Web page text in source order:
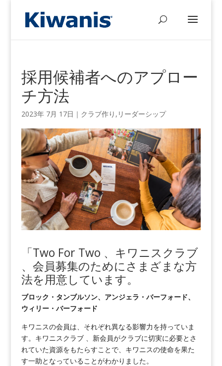
採用候補者へのアプロー
チ方法
2023年 7月 17日｜ クラブ作り , リーダーシップ
「Two For Two 、キワニスクラブ
、会員募集のためにさまざまな方
法を用意しています。
ブロック・タンブルソン、アンジェラ・バーフォード、
ウィリー・バーフォード
キワニスの会員は、それぞれ異なる影響力を持っていま
す。キワニスクラブ 、新会員がクラブに切実に必要とさ
れていた資源をもたらすことで、キワニスの使命を果た
す一助となっていることがわかりました。